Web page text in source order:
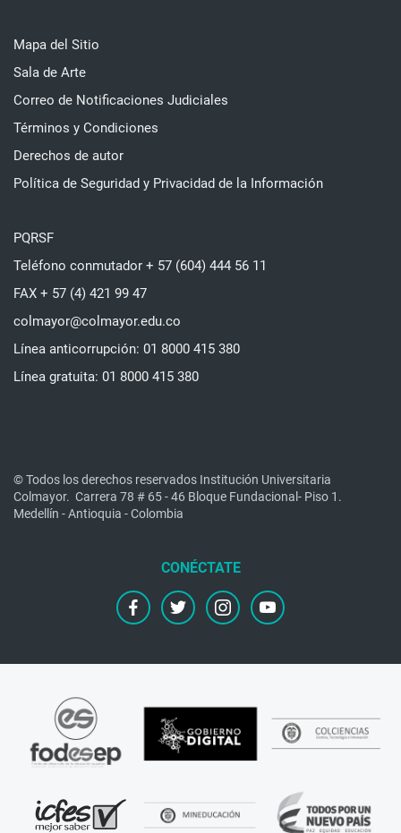
Mapa del Sitio
Sala de Arte
Correo de Notificaciones Judiciales
Términos y Condiciones
Derechos de autor
Política de Seguridad y Privacidad de la Información
PQRSF
Teléfono conmutador + 57 (604) 444 56 11
FAX + 57 (4) 421 99 47
colmayor@colmayor.edu.co
Línea anticorrupción: 01 8000 415 380
Línea gratuita: 01 8000 415 380
© Todos los derechos reservados Institución Universitaria
Colmayor. Carrera 78 # 65 - 46 Bloque Fundacional- Piso 1.
Medellín - Antioquia - Colombia
facebooktwitter instagramyoutube